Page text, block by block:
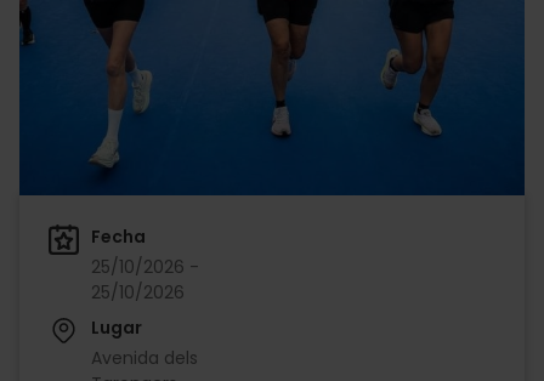
Fecha
25/10/2026 -
25/10/2026
Lugar
Avenida dels